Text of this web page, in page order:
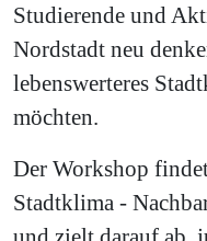
Studierende und
Nordstadt neu
lebenswerteres
möchten.
Der Workshop
Stadtklima -